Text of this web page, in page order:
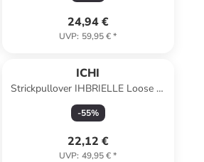
24,94 €
UVP: 59,95 €*
ICHI
Strickpullover IHBRIELLE Loose fit
in Oatmeal w. Total Eclipse
-55%
22,12 €
UVP: 49,95 €*